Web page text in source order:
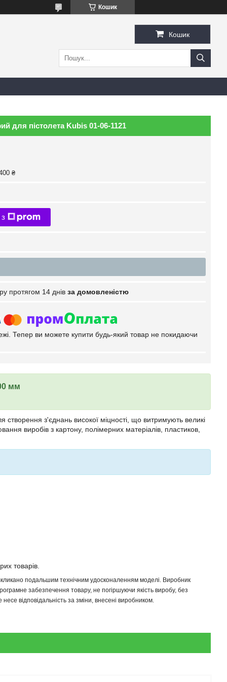
Кошик
Кошик
для пістолета Kubis 01-06-1121
₴
протягом 14 днів за домовленістю
Тепер ви можете купити будь-який товар не покидаючи
мм
з'єднань високої міцності, що витримують великі
виробів з картону, полімерних матеріалів, пластиков,
товарів.
подальшим технічним удосконаленням моделі. Виробник
забезпечення товару, не погіршуючи якість виробу, без
відповідальність за зміни, внесені виробником.